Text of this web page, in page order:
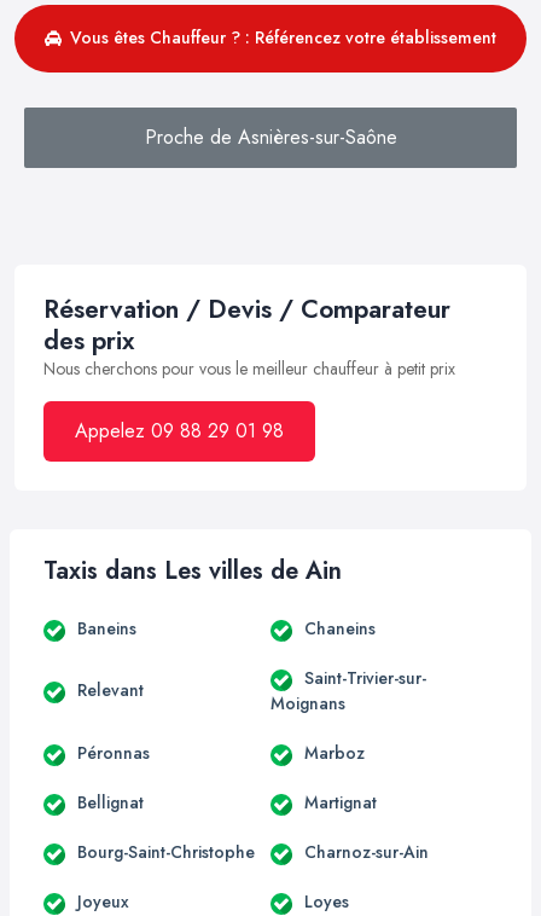
Vous êtes Chauffeur ? : Référencez votre établissement
Proche de Asnières-sur-Saône
Réservation / Devis / Comparateur
des prix
Nous cherchons pour vous le meilleur chauffeur à petit prix
Appelez 09 88 29 01 98
Taxis dans Les villes de Ain
Baneins Chaneins
Relevant
Saint-Trivier-sur-
Moignans
Péronnas Marboz
Bellignat Martignat
Bourg-Saint-Christophe Charnoz-sur-Ain
Joyeux Loyes